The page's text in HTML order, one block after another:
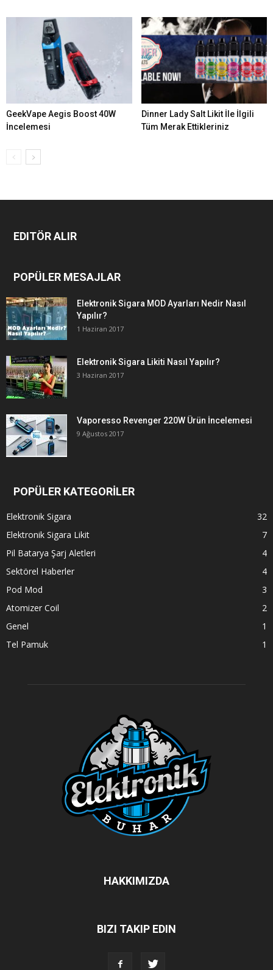
GeekVape Aegis Boost 40W
İncelemesi
Dinner Lady Salt Likit İle İlgili
Tüm Merak Ettikleriniz
EDITÖR ALIR
POPÜLER MESAJLAR
Elektronik Sigara MOD Ayarları Nedir Nasıl
Yapılır?
1 Haziran 2017
Elektronik Sigara Likiti Nasıl Yapılır?
3 Haziran 2017
Vaporesso Revenger 220W Ürün İncelemesi
9 Ağustos 2017
POPÜLER KATEGORİLER
Elektronik Sigara
32
Elektronik Sigara Likit
7
Pil Batarya Şarj Aletleri
4
Sektörel Haberler
4
Pod Mod
3
Atomizer Coil
2
Genel
1
Tel Pamuk
1
HAKKIMIZDA
BIZI TAKIP EDIN